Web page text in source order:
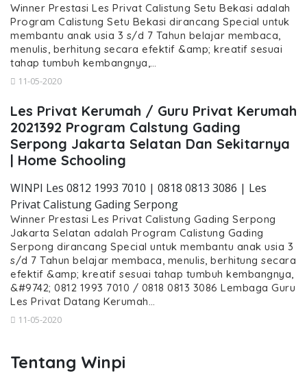
Winner Prestasi Les Privat Calistung Setu Bekasi adalah
Program Calistung Setu Bekasi dirancang Special untuk
membantu anak usia 3 s/d 7 Tahun belajar membaca,
menulis, berhitung secara efektif &amp; kreatif sesuai
tahap tumbuh kembangnya,…
11-05-2020
Les Privat Kerumah / Guru Privat Kerumah
2021392 Program Calstung Gading
Serpong Jakarta Selatan Dan Sekitarnya
| Home Schooling
WINPI Les 0812 1993 7010 | 0818 0813 3086 | Les
Privat Calistung Gading Serpong
Winner Prestasi Les Privat Calistung Gading Serpong
Jakarta Selatan adalah Program Calistung Gading
Serpong dirancang Special untuk membantu anak usia 3
s/d 7 Tahun belajar membaca, menulis, berhitung secara
efektif &amp; kreatif sesuai tahap tumbuh kembangnya,
&#9742; 0812 1993 7010 / 0818 0813 3086 Lembaga Guru
Les Privat Datang Kerumah…
11-05-2020
Tentang Winpi